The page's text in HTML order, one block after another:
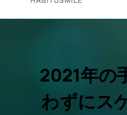
キ
2021年の
わずにス